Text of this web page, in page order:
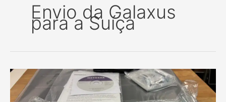
Envio da Galaxus
para a Suíça
Switch
de